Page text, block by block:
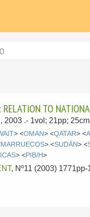
TO
, 2003 .- 1vol; 21pp;
> <OMAN> <QATAR> <
MARRUECOS> <SUDÁN> <
> <PIB/H>
, Nº11 (2003)